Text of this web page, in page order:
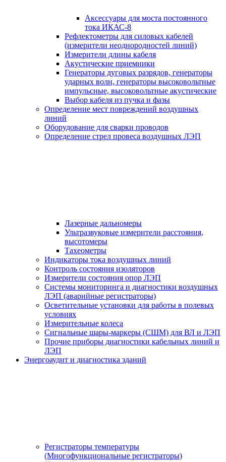
Аксессуары для моста постоянного
тока ИКАС-8
Рефлектометры для силовых кабелей
(измерители неоднородностей линий)
Измерители длины кабеля
Акустические приемники
Генераторы дуговых разрядов, генераторы
ударных волн, генераторы высоковольтные
импульсные, высоковольтные акустические
Выбор кабеля из пучка и фазы
Определение мест повреждений воздушных
линий
Оборудование для сварки проводов
Определение стрел провеса воздушных ЛЭП
Лазерные дальномеры
Ультразвуковые измерители расстояния,
высотомеры
Тахеометры
Индикаторы тока воздушных линий
Контроль состояния изоляторов
Измерители состояния опор ЛЭП
Системы мониторинга и диагностики воздушных
ЛЭП (аварийные регистраторы)
Осветительные установки для работы в полевых
условиях
Измерительные колеса
Сигнальные шары-маркеры (СШМ) для ВЛ и ЛЭП
Прочие приборы диагностики кабельных линий и
ЛЭП
Энергоаудит и диагностика зданий
Регистраторы температуры
(Многофункциональные регистраторы)